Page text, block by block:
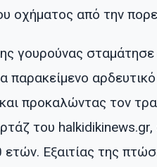
οχήματος από την
γουρούνας
παρακείμενο
προκαλώντας τον
του halkidikinews.gr,
ετών. Εξαιτίας της